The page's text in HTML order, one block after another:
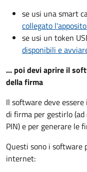
se usi una smart
collegato
se usi un token
disponibili e
... poi devi aprire il
della firma
Il software deve
di firma per gestirlo (ad
PIN) e per generare le
Questi sono i software
internet: